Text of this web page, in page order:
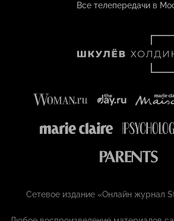
Все телепередачи в
Сетевое издание «Онлайн журнал